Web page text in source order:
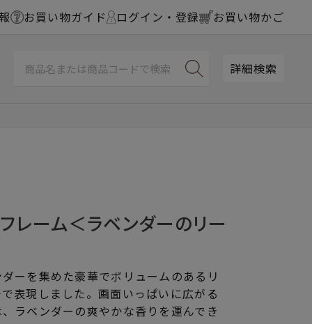
お買い物ガイド ログイン・登録 お買い物かご
詳細検索
レーム＜ラベンダーのリー
ーを集めた豪華でボリュームのあるリ
表現しました。画面いっぱいに広がる
ラベンダーの爽やかな香りを運んでき